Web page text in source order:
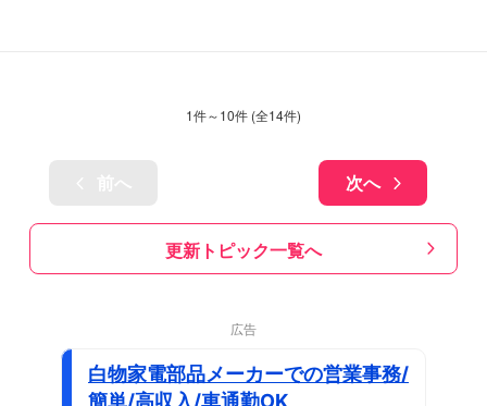
1件～10件 (全14件)
次へ
更新トピック一覧へ
広告
白物家電部品メーカーでの営業事務/
簡単/高収入/車通勤OK